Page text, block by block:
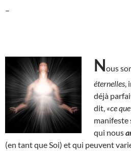
–
Nous
éternelles
déjà
dit, «ce
manifeste
qui nous
(en tant que Soi) et qui peuvent